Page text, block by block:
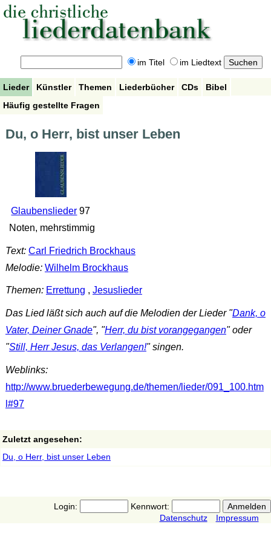
im Titel im Liedtext
Lieder Künstler Themen Liederbücher CDs
Bibel
Häufig gestellte Fragen
Du, o Herr, bist unser Leben
Glaubenslieder 97
Noten, mehrstimmig
Text: Carl Friedrich Brockhaus
Melodie: Wilhelm Brockhaus
Themen: Errettung , Jesuslieder
Das Lied läßt sich auch auf die Melodien der Lieder "Dank, o
Vater, Deiner Gnade", "Herr, du bist vorangegangen" oder
"Still, Herr Jesus, das Verlangen!" singen.
Weblinks:
http://www.bruederbewegung.de/themen/lieder/091_100.htm
l#97
Zuletzt angesehen:
Du, o Herr, bist unser Leben
Login:
Kennwort:
Datenschutz
Impressum